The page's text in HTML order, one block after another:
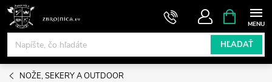
Prejsť
obsah
HĽADAŤ
KOŠÍK
NOŽE, SEKERY A OUTDOOR